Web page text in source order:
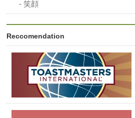
笑顔
Reccomendation